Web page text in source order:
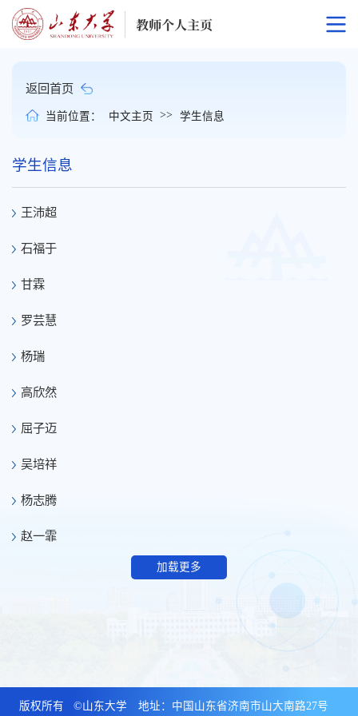
当前位置： 中文主页 >> 学生信息
返回首页
学生信息
王沛超
石福于
甘霖
罗芸慧
杨瑞
高欣然
屈子迈
吴培祥
杨志腾
赵一霏
加载更多
版权所有 ©山东大学 地址：中国山东省济南市山大南路27号